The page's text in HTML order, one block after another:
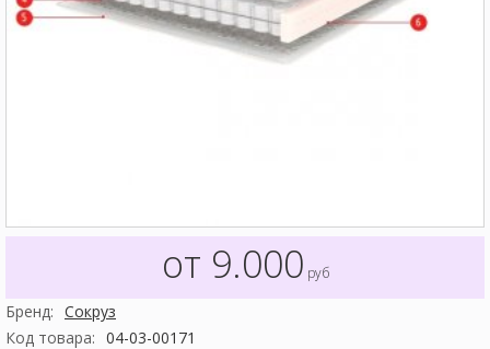
от 9.000 руб
Бренд: Сокруз
Код товара: 04-03-00171